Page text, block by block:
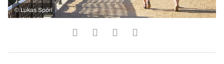
© Lukas Spörl